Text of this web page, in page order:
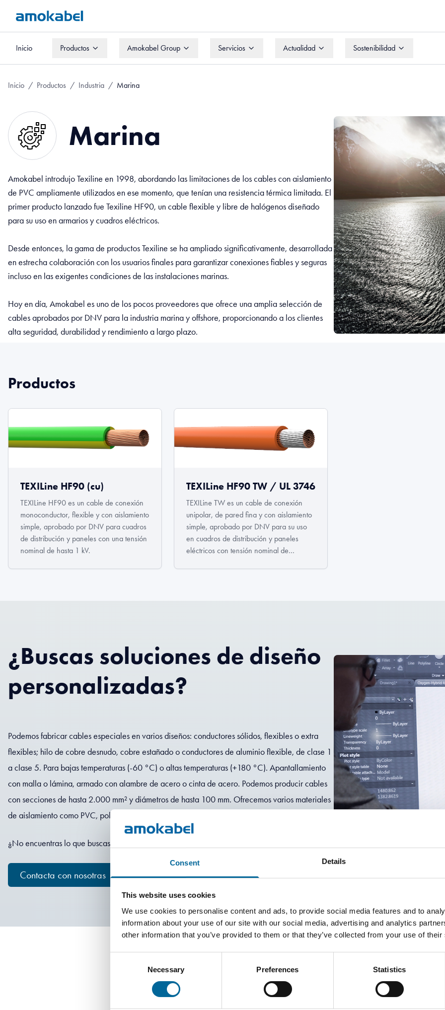
Consent Details
This website uses cookies
We use cookies to personalise content and ads, to provide social media features and to
information about your use of our site with our social media, advertising and analytics
other information that you’ve provided to them or that they’ve collected from your use of
Necessary Preferences Statistics
Inicio Productos Amokabel Group Servicios Actualidad Sostenibilidad
Productos
Inicio / Productos / Industria / Marina
Marina
Amokabel introdujo Texiline en 1998, abordando las limitaciones de los cables con aislamiento
de PVC ampliamente utilizados en ese momento, que tenían una resistencia térmica limitada. El
primer producto lanzado fue Texiline HF90, un cable flexible y libre de halógenos diseñado
para su uso en armarios y cuadros eléctricos.
Desde entonces, la gama de productos Texiline se ha ampliado significativamente, desarrollada
en estrecha colaboración con los usuarios finales para garantizar conexiones fiables y seguras
incluso en las exigentes condiciones de las instalaciones marinas.
Hoy en día, Amokabel es uno de los pocos proveedores que ofrece una amplia selección de
cables aprobados por DNV para la industria marina y offshore, proporcionando a los clientes
alta seguridad, durabilidad y rendimiento a largo plazo.
Productos
TEXILine HF90 (cu)
TEXILine HF90 es un cable de conexión
monoconductor, flexible y con aislamiento
simple, aprobado por DNV para cuadros
de distribución y paneles con una tensión
nominal de hasta 1 kV.
TEXILine HF90 TW / UL 3746
TEXILine TW es un cable de conexión
unipolar, de pared fina y con aislamiento
simple, aprobado por DNV para su uso
en cuadros de distribución y paneles
eléctricos con tensión nominal de
¿Buscas soluciones de diseño
personalizadas?
Podemos fabricar cables especiales en varios diseños: conductores sólidos, flexibles o extra
flexibles; hilo de cobre desnudo, cobre estañado o conductores de aluminio flexible, de clase 1
a clase 5. Para bajas temperaturas (-60 °C) o altas temperaturas (+180 °C). Apantallamiento
con malla o lámina, armado con alambre de acero o cinta de acero. Podemos producir cables
con secciones de hasta 2.000 mm² y diámetros de hasta 100 mm. Ofrecemos varios materiales
de aislamiento como PVC, poliolefina, XLPE, TPE, PE, TPU, EPR y silicona.
¿No encuentras lo que buscas? ¡Contáctanos!
Contacta con nosotras
Contacta con nuestros